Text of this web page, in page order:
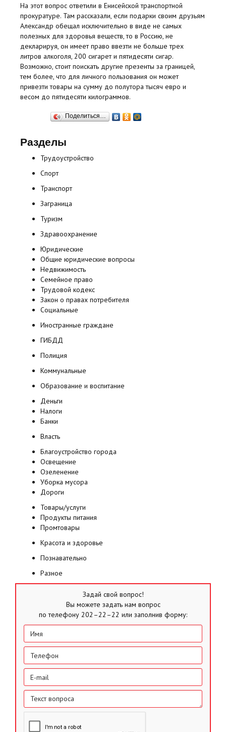
На этот вопрос ответили в Енисейской транспортной
прокуратуре. Там рассказали, если подарки своим друзьям
Александр обещал исключительно в виде не самых
полезных для здоровья веществ, то в Россию, не
декларируя, он имеет право ввезти не больше трех
литров алкоголя, 200 сигарет и пятидесяти сигар.
Возможно, стоит поискать другие презенты за границей,
тем более, что для личного пользования он может
привезти товары на сумму до полутора тысяч евро и
весом до пятидесяти килограммов.
Поделиться…
Разделы
Трудоустройство
Спорт
Транспорт
Заграница
Туризм
Здравоохранение
Юридические
Общие юридические вопросы
Недвижимость
Семейное право
Трудовой кодекс
Закон о правах потребителя
Социальные
Иностранные граждане
ГИБДД
Полиция
Коммунальные
Образование и воспитание
Деньги
Налоги
Банки
Власть
Благоустройство города
Освещение
Озеленение
Уборка мусора
Дороги
Товары/услуги
Продукты питания
Промтовары
Красота и здоровье
Познавательно
Разное
Задай свой вопрос!
Вы можете задать нам вопрос
по телефону 202–22–22 или заполнив форму: